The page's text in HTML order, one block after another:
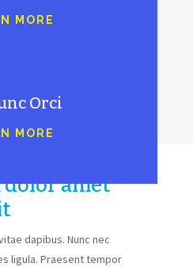
MORE
Orci
MORE
amet
dapibus. Nunc nec
ligula. Praesent tempor